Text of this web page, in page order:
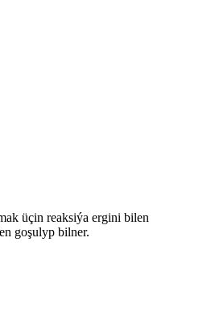
üçin reaksiýa ergini bilen
goşulyp bilner.